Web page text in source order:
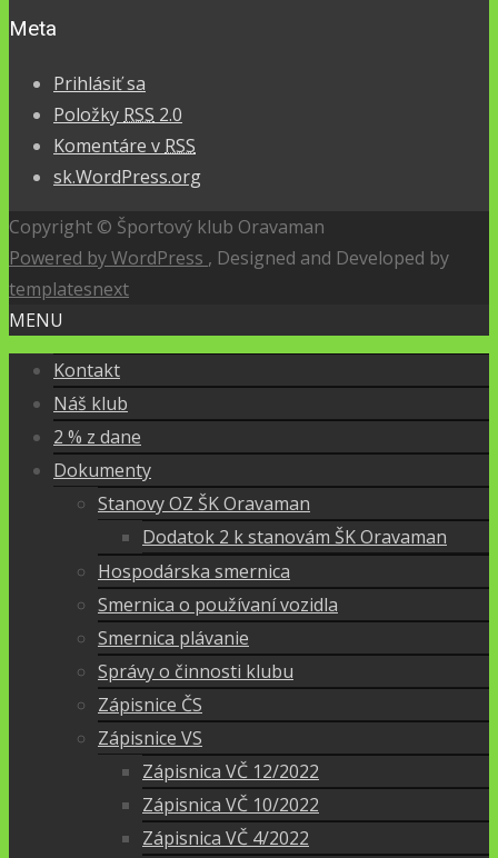
Meta
Prihlásiť sa
Položky RSS 2.0
Komentáre v RSS
sk.WordPress.org
Copyright © Športový klub Oravaman
Powered by WordPress , Designed and Developed by
templatesnext
MENU
Kontakt
Náš klub
2 % z dane
Dokumenty
Stanovy OZ ŠK Oravaman
Dodatok 2 k stanovám ŠK Oravaman
Hospodárska smernica
Smernica o používaní vozidla
Smernica plávanie
Správy o činnosti klubu
Zápisnice ČS
Zápisnice VS
Zápisnica VČ 12/2022
Zápisnica VČ 10/2022
Zápisnica VČ 4/2022